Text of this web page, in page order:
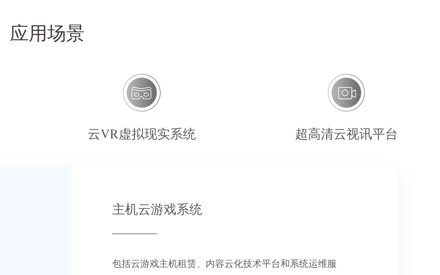
应用场景
云VR虚拟现实系统 超高清云视讯平台
主机云游戏系统
包括云游戏主机租赁、内容云化技术平台和系统运维服